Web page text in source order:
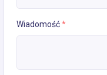
Wiadomość*